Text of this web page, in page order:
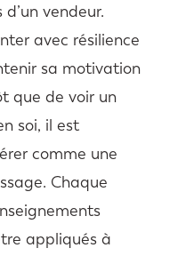
vendeur.
avec résilience
sa motivation
que de voir un
soi, il est
comme une
Chaque
appliqués à